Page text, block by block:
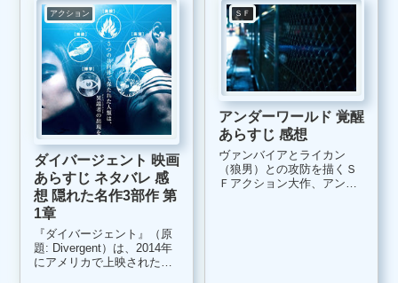
り、『CASSHERN』『マッ
ハGoGoGo』『ヤッターマ
ン』...
アクション
ダイバージェント 映画
あらすじ ネタバレ 感
想 隠れた名作3部作 第
1章
『ダイバージェント』（原
題: Divergent）は、2014年
にアメリカで上映された作
ＳＦ
アンダーワールド 覚醒
あらすじ 感想
ヴァンバイアとライカン
（狼男）との攻防を描くＳ
Ｆアクション大作、アンダ